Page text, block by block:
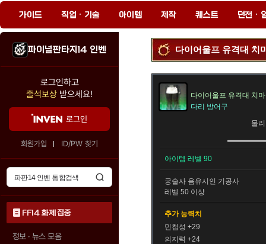
가이드 직업 · 기술 아이템 제작 퀘스트 던전 ·
파이널판타지14 인벤
로그인하고
출석보상 받으세요!
로그인
회원가입 ID/PW 찾기
FF14 화제 집중
정보 · 뉴스 모음
다이어울프 유격대 치
다이어울프 유격대 치마
다리 방어구
물
아이템 레벨 90
궁술사 음유시인 기공사
레벨 50 이상
추가 능력치
민첩성 +29
의지력 +24